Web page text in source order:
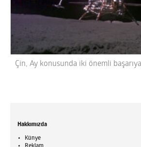
Çin, Ay konusunda iki önemli
Hakkımızda
Künye